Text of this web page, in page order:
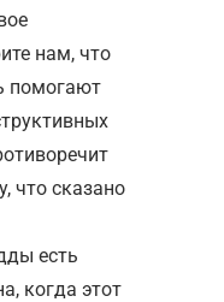
нам, что
помогают
что сказано
есть
когда этот